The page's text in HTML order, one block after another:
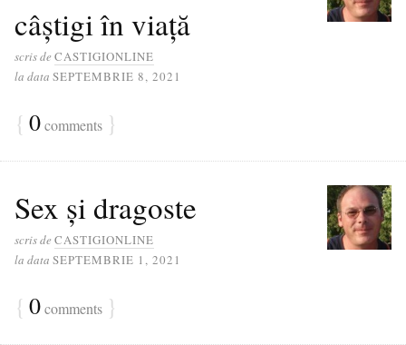
câștigi în viață
scris de CASTIGIONLINE
la data SEPTEMBRIE 8, 2021
{ 0comments }
Sex și dragoste
scris de CASTIGIONLINE
la data SEPTEMBRIE 1, 2021
{ 0comments }